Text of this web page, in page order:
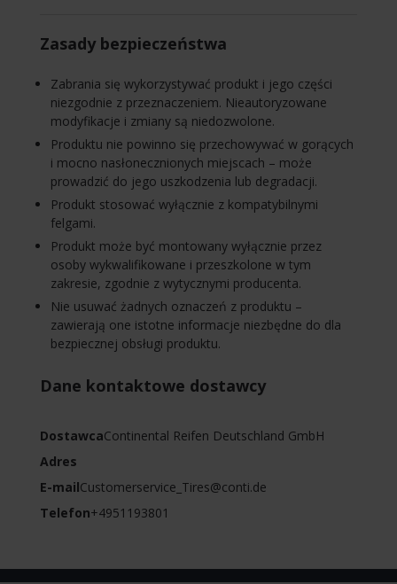
Zasady bezpieczeństwa
Zabrania się wykorzystywać produkt i jego części
niezgodnie z przeznaczeniem. Nieautoryzowane
modyfikacje i zmiany są niedozwolone.
Produktu nie powinno się przechowywać w gorących
i mocno nasłonecznionych miejscach – może
prowadzić do jego uszkodzenia lub degradacji.
Produkt stosować wyłącznie z kompatybilnymi
felgami.
Produkt może być montowany wyłącznie przez
osoby wykwalifikowane i przeszkolone w tym
zakresie, zgodnie z wytycznymi producenta.
Nie usuwać żadnych oznaczeń z produktu –
zawierają one istotne informacje niezbędne do dla
bezpiecznej obsługi produktu.
Dane kontaktowe dostawcy
DostawcaContinental Reifen Deutschland GmbH
Adres
E-mailCustomerservice_Tires@conti.de
Telefon+4951193801